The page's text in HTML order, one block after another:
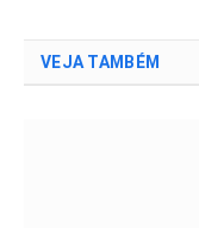
VEJA TAMBÉM